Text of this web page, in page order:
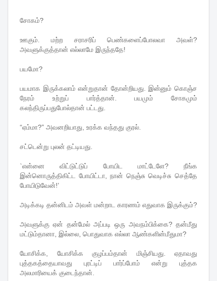
சோகம்?
ஊகும். மற்ற சராசரிப் பெண்களைப்போலவா அவள்?
அவளுக்குத்தான் எல்லாமே இருந்ததே!
பயமோ?
பயமாக இருக்கலாம் என்றுதான் தோன்றியது. இன்னும் கொஞ்ச
நேரம் உற்றுப் பார்த்தான். பயமும் சோகமும்
கலந்திருப்பதுபோல்தான் பட்டது.
“ஏம்மா?” அவனறியாது, உரக்க வந்தது குரல்.
சட்டென்று புலன் தட்டியது.
`என்னை விட்டுட்டுப் போயிட மாட்டேளே? நீங்க
இன்னொருத்திகிட்ட போயிட்டா, நான் நெஞ்சு வெடிச்சு செத்தே
போயிடுவேன்!’
அடிக்கடி தன்னிடம் அவள் மன்றாட காரணம் எதுவாக இருக்கும்?
அவளுக்கு ஏன் தன்மேல் அப்படி ஒரு அவநம்பிக்கை? தன்மீது
மட்டும்தானா, இல்லை, பொதுவாக எல்லா ஆண்களின்மீதுமா?
யோசிக்க, யோசிக்க குழப்பம்தான் மிஞ்சியது. ஏதாவது
புத்தகத்தையாவது புரட்டிப் பார்ப்போம் என்று புத்தக
அலமாரியைக் குடைந்தான்.